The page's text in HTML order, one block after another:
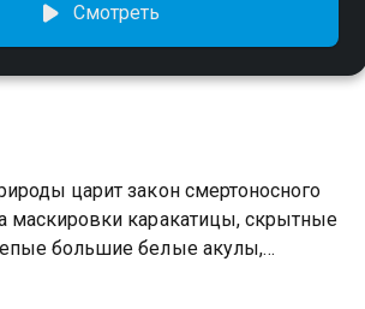
Смотреть
царит закон смертоносного
маскировки каракатицы, скрытные
большие белые акулы,
змеи — у каждого есть свой